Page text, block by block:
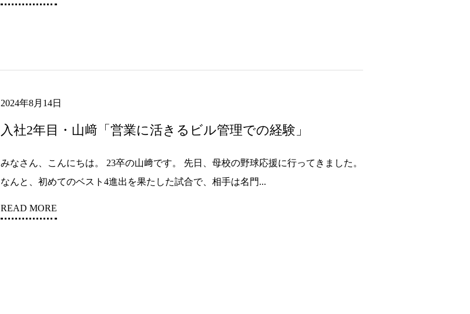
2024年8月14日
入社2年目・山﨑「営業に活きるビル管理での経験」
みなさん、こんにちは。 23卒の山﨑です。 先日、母校の野球応援に行ってきました。
なんと、初めてのベスト4進出を果たした試合で、相手は名門...
READ MORE